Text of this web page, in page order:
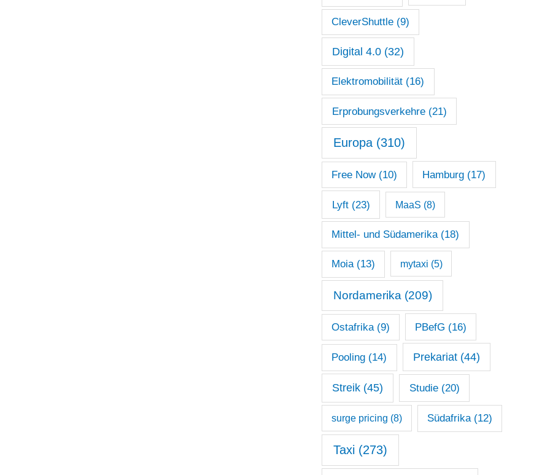
CleverShuttle(9)
Digital 4.0(32)
Elektromobilität (16)
Erprobungsverkehre(21)
Europa(310)
Free Now(10) Hamburg (17)
Lyft(23) MaaS (8)
Mittel- und Südamerika(18)
Moia(13) mytaxi (5)
Nordamerika (209)
Ostafrika(9) PBefG (16)
Pooling (14) Prekariat(44)
Streik (45) Studie(20)
surge pricing (8) Südafrika(12)
Taxi(273)